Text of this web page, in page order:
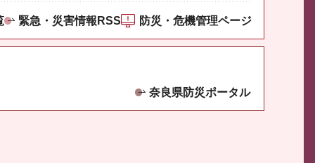
緊急・災害情報RSS 防災・危機管理ページ
奈良県防災ポータル